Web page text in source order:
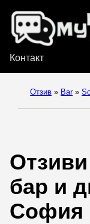
Контакт
Отзив » Bar »
бар и
София